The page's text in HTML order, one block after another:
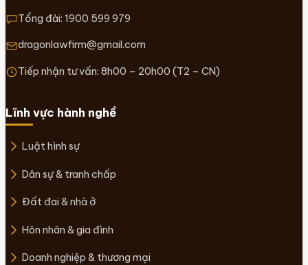
Tổng đài: 1900 599 979
dragonlawfirm@gmail.com
Tiếp nhận tư vấn: 8h00 – 20h00 (T2 – CN)
Lĩnh vực hành nghề
Luật hình sự
Dân sự & tranh chấp
Đất đai & nhà ở
Hôn nhân & gia đình
Doanh nghiệp & thương mại